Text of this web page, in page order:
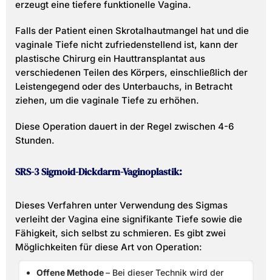
erzeugt eine tiefere funktionelle Vagina.
Falls der Patient einen Skrotalhautmangel hat und die
vaginale Tiefe nicht zufriedenstellend ist, kann der
plastische Chirurg ein Hauttransplantat aus
verschiedenen Teilen des Körpers, einschließlich der
Leistengegend oder des Unterbauchs, in Betracht
ziehen, um die vaginale Tiefe zu erhöhen.
Diese Operation dauert in der Regel zwischen 4-6
Stunden.
SRS-3 Sigmoid-Dickdarm-Vaginoplastik:
Dieses Verfahren unter Verwendung des Sigmas
verleiht der Vagina eine signifikante Tiefe sowie die
Fähigkeit, sich selbst zu schmieren. Es gibt zwei
Möglichkeiten für diese Art von Operation:
Offene Methode– Bei dieser Technik wird der